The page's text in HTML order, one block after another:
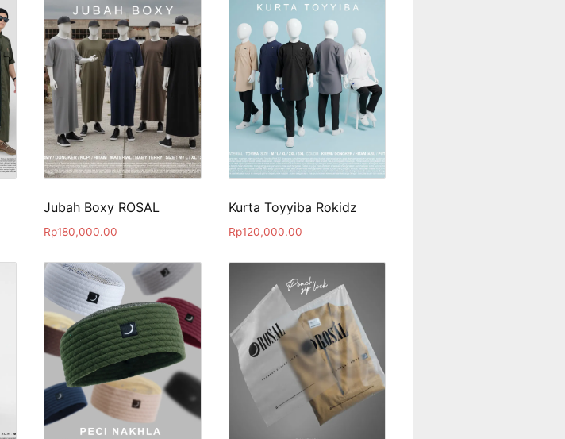
Jubah Boxy ROSAL
Rp180,000.00
Kurta Toyyiba Rokidz
Rp120,000.00